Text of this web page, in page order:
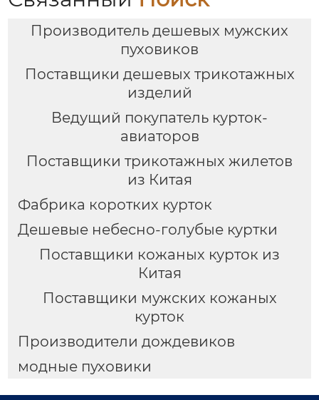
Производитель дешевых мужских
пуховиков
Поставщики дешевых трикотажных
изделий
Ведущий покупатель курток-
авиаторов
Поставщики трикотажных жилетов
из Китая
Фабрика коротких курток
Дешевые небесно-голубые куртки
Поставщики кожаных курток из
Китая
Поставщики мужских кожаных
курток
Производители дождевиков
модные пуховики